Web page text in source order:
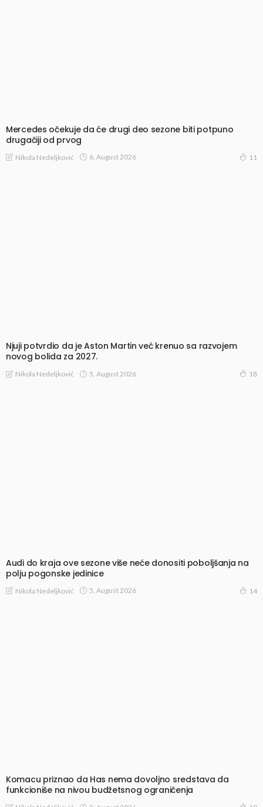
Mercedes očekuje da će drugi deo sezone biti potpuno
drugačiji od prvog
Nikola Nedeljković 6, August 2026 11
Njuji potvrdio da je Aston Martin već krenuo sa razvojem
novog bolida za 2027.
Nikola Nedeljković 5, August 2026 18
Audi do kraja ove sezone više neće donositi poboljšanja na
polju pogonske jedinice
Nikola Nedeljković 5, August 2026 14
Komacu priznao da Has nema dovoljno sredstava da
funkcioniše na nivou budžetsnog ograničenja